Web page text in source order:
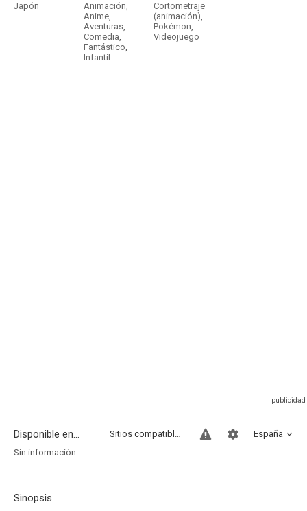
Japón Animación,
Anime,
Aventuras,
Comedia,
Fantástico,
Infantil
Cortometraje
(animación),
Pokémon,
Videojuego
Disponible en... España
Sitios compatibles
Sin información
Sinopsis